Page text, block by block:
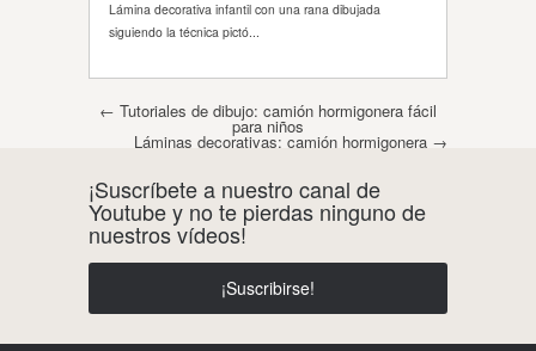
Post navigation
← Tutoriales de dibujo: camión hormigonera fácil
para niños
Láminas decorativas: camión hormigonera →
¡Suscríbete a nuestro canal de
Youtube y no te pierdas ninguno de
nuestros vídeos!
¡Suscribirse!